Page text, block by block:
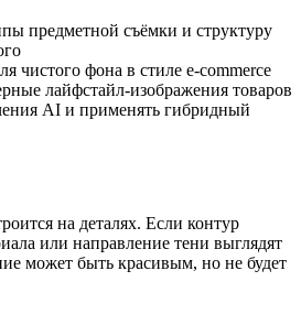
предметной съёмки и структуру
чистого фона в стиле e-commerce
лайфстайл-изображения товаров
AI и применять гибридный
на деталях. Если контур
или направление тени выглядят
может быть красивым, но не будет